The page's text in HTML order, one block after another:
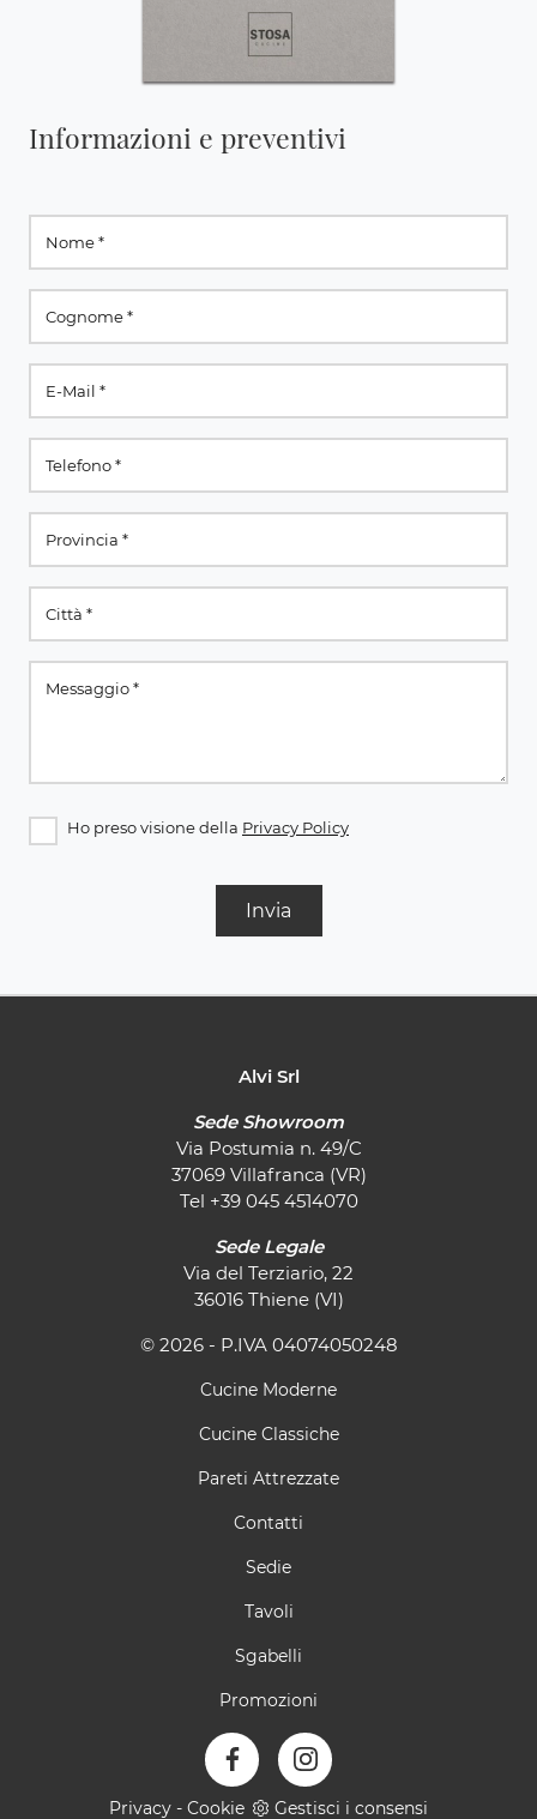
Informazioni e preventivi
Ho preso visione della Privacy Policy
Invia
Alvi Srl
Sede Showroom
Via Postumia n. 49/C
37069 Villafranca (VR)
Tel +39 045 4514070
Sede Legale
Via del Terziario, 22
36016 Thiene (VI)
© 2026 - P.IVA 04074050248
Cucine Moderne
Cucine Classiche
Pareti Attrezzate
Contatti
Sedie
Tavoli
Sgabelli
Promozioni
Privacy - Cookie Gestisci i consensi